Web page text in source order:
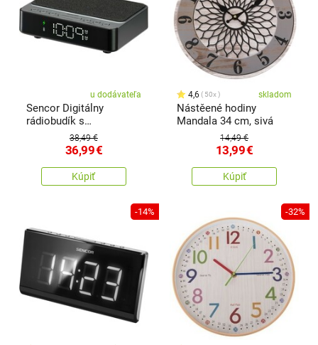
u dodávateľa
Sencor Digitálny
rádiobudík s
bezdrôtovou nabíjačkou
38,49 €
36,99€
Kúpiť
4,6 50x skladom
Nástěené hodiny
Mandala 34 cm, sivá
14,49 €
13,99€
Kúpiť
-14% -32%